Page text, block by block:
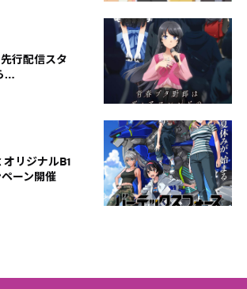
先行配信スタ
…
リジナルB1
ーン開催